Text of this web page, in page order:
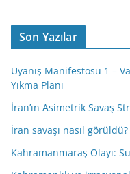
Son Yazılar
Uyanış Manifestosu 1 –
Yıkma Planı
İran’ın Asimetrik Savaş
İran savaşı nasıl görüldü?
Kahramanmaraş Olayı: